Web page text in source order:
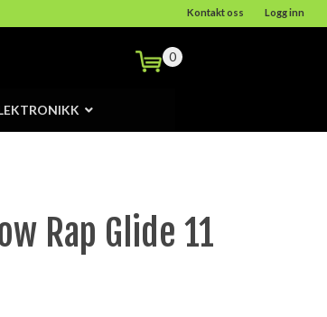
Kontakt oss Logg inn
0
Rap Glide 11